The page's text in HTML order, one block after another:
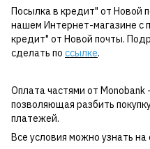
Посылка в кредит" от Новой
нашем Интернет-магазине с
кредит" от Новой почты.
сделать по ссылке.
Оплата частями от Monobank
позволяющая разбить
платежей.
Все условия можно узнать на